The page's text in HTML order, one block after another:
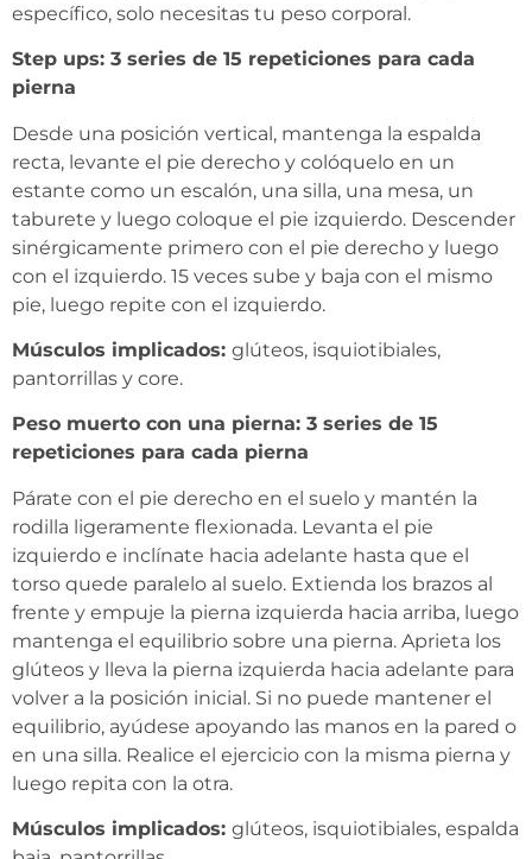
específico, solo necesitas tu peso corporal.
Step ups: 3 series de 15 repeticiones para cada
pierna
Desde una posición vertical, mantenga la espalda
recta, levante el pie derecho y colóquelo en un
estante como un escalón, una silla, una mesa, un
taburete y luego coloque el pie izquierdo. Descender
sinérgicamente primero con el pie derecho y luego
con el izquierdo. 15 veces sube y baja con el mismo
pie, luego repite con el izquierdo.
Músculos implicados: glúteos, isquiotibiales,
pantorrillas y core.
Peso muerto con una pierna: 3 series de 15
repeticiones para cada pierna
Párate con el pie derecho en el suelo y mantén la
rodilla ligeramente flexionada. Levanta el pie
izquierdo e inclínate hacia adelante hasta que el
torso quede paralelo al suelo. Extienda los brazos al
frente y empuje la pierna izquierda hacia arriba, luego
mantenga el equilibrio sobre una pierna. Aprieta los
glúteos y lleva la pierna izquierda hacia adelante para
volver a la posición inicial. Si no puede mantener el
equilibrio, ayúdese apoyando las manos en la pared o
en una silla. Realice el ejercicio con la misma pierna y
luego repita con la otra.
Músculos implicados: glúteos, isquiotibiales, espalda